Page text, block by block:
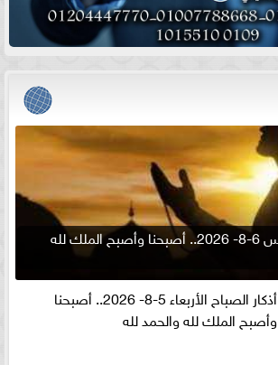
أذكار الصباح الخميس 6-8- 2026.. أصبحنا وأصبح الملك لله
أذكار الصباح الأربعاء 5-8- 2026.. أصبحنا
وأصبح الملك لله والحمد لله